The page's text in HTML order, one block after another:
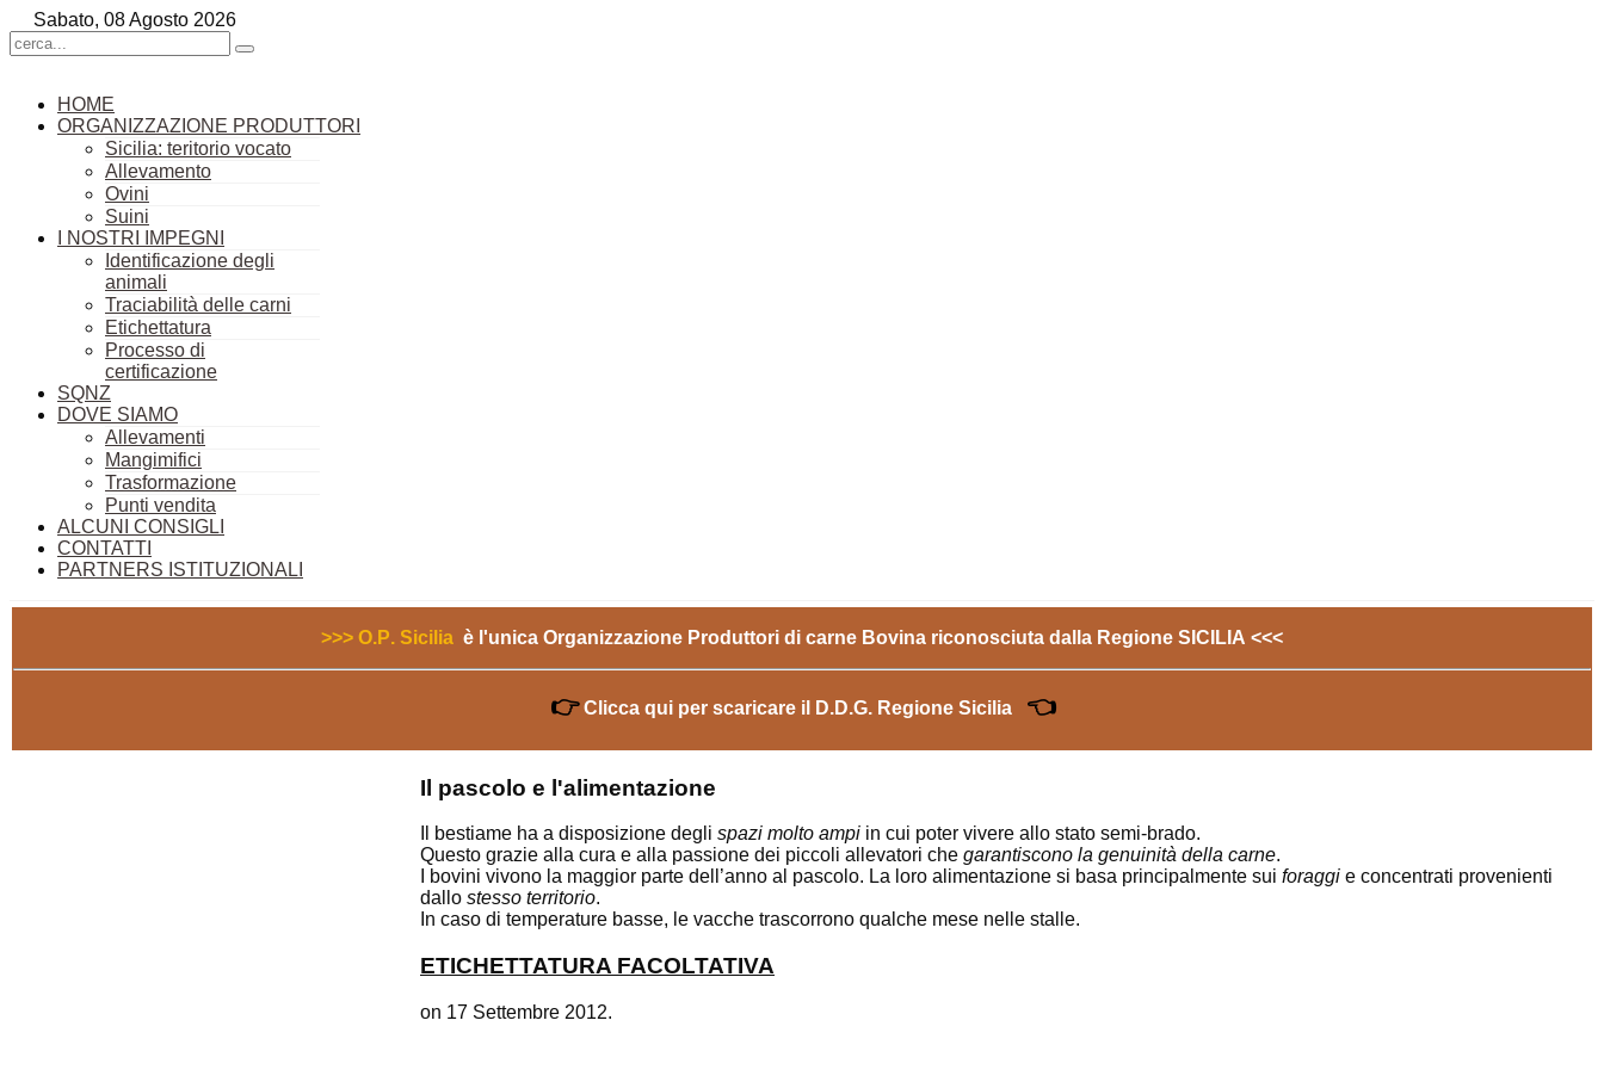
Sabato, 08 Agosto 2026
HOME
ORGANIZZAZIONE PRODUTTORI
Sicilia: teritorio vocato
Allevamento
Ovini
Suini
I NOSTRI IMPEGNI
Identificazione degli
animali
Traciabilità delle carni
Etichettatura
Processo di
certificazione
SQNZ
DOVE SIAMO
Allevamenti
Mangimifici
Trasformazione
Punti vendita
ALCUNI CONSIGLI
CONTATTI
PARTNERS ISTITUZIONALI
>>> O.P. Sicilia è l'unica Organizzazione Produttori di carne Bovina riconosciuta dalla Regione SICILIA <<<
👉 Clicca qui per scaricare il D.D.G. Regione Sicilia 👈
Il pascolo e l'alimentazione
Il bestiame ha a disposizione degli spazi molto ampi in cui poter vivere allo stato semi-brado.
Questo grazie alla cura e alla passione dei piccoli allevatori che garantiscono la genuinità della carne.
I bovini vivono la maggior parte dell’anno al pascolo. La loro alimentazione si basa principalmente sui foraggi e concentrati provenienti
dallo stesso territorio.
In caso di temperature basse, le vacche trascorrono qualche mese nelle stalle.
ETICHETTATURA FACOLTATIVA
on 17 Settembre 2012.